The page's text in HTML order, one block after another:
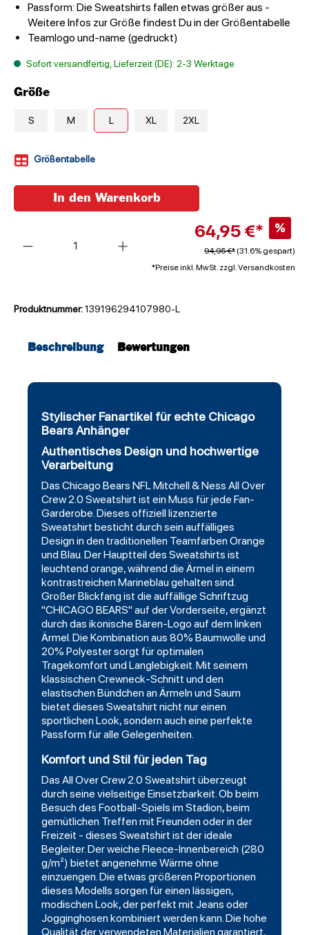
Passform: Die Sweatshirts fallen etwas größer aus -
Weitere Infos zur Größe findest Du in der Größentabelle
Teamlogo und-name (gedruckt)
Sofort versandfertig, Lieferzeit (DE): 2-3 Werktage
Größe
S M L XL 2XL
Größentabelle
64,95 €* %
94,95 €* (31.6% gespart)
*Preise inkl. MwSt. zzgl. Versandkosten
In den Warenkorb
Produktnummer:139196294107980-L
Beschreibung Bewertungen
Stylischer Fanartikel für echte Chicago
Bears Anhänger
Authentisches Design und hochwertige
Verarbeitung
Das Chicago Bears NFL Mitchell & Ness All Over
Crew 2.0 Sweatshirt ist ein Muss für jede Fan-
Garderobe. Dieses offiziell lizenzierte
Sweatshirt besticht durch sein auffälliges
Design in den traditionellen Teamfarben Orange
und Blau. Der Hauptteil des Sweatshirts ist
leuchtend orange, während die Ärmel in einem
kontrastreichen Marineblau gehalten sind.
Großer Blickfang ist die auffällige Schriftzug
"CHICAGO BEARS" auf der Vorderseite, ergänzt
durch das ikonische Bären-Logo auf dem linken
Ärmel. Die Kombination aus 80% Baumwolle und
20% Polyester sorgt für optimalen
Tragekomfort und Langlebigkeit. Mit seinem
klassischen Crewneck-Schnitt und den
elastischen Bündchen an Ärmeln und Saum
bietet dieses Sweatshirt nicht nur einen
sportlichen Look, sondern auch eine perfekte
Passform für alle Gelegenheiten.
Komfort und Stil für jeden Tag
Das All Over Crew 2.0 Sweatshirt überzeugt
durch seine vielseitige Einsetzbarkeit. Ob beim
Besuch des Football-Spiels im Stadion, beim
gemütlichen Treffen mit Freunden oder in der
Freizeit - dieses Sweatshirt ist der ideale
Begleiter. Der weiche Fleece-Innenbereich (280
g/m²) bietet angenehme Wärme ohne
einzuengen. Die etwas größeren Proportionen
dieses Modells sorgen für einen lässigen,
modischen Look, der perfekt mit Jeans oder
Jogginghosen kombiniert werden kann. Die hohe
Qualität der verwendeten Materialien garantiert,